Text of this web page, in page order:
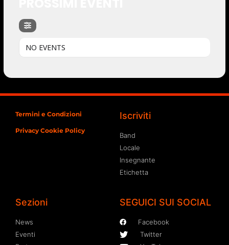
NO EVENTS
Termini e Condizioni
Privacy Cookie Policy
Iscriviti
Band
Locale
Insegnante
Etichetta
Sezioni
News
Eventi
SEGUICI SUI SOCIAL
Facebook
Twitter